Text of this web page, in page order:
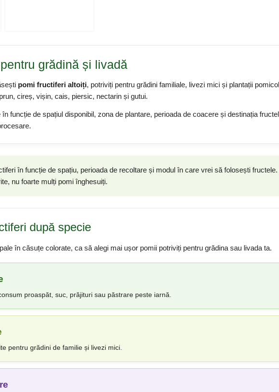
grădină și livadă
pomi fructiferi altoiți, potriviți pentru grădini familiale, livezi mici și plantații
cireș, vișin, cais, piersic, nectarin și gutui.
funcție de spațiul disponibil, zona de plantare, perioada de coacere și destinația
în funcție de spațiu, perioada de recoltare și modul în care vrei să folosești
nu foarte mulți pomi înghesuiți.
după specie
în căsuțe colorate, ca să alegi mai ușor pomii potriviți pentru grădina sau livada ta.
proaspăt, suc, prăjituri sau păstrare peste iarnă.
pentru grădini de familie și livezi mici.